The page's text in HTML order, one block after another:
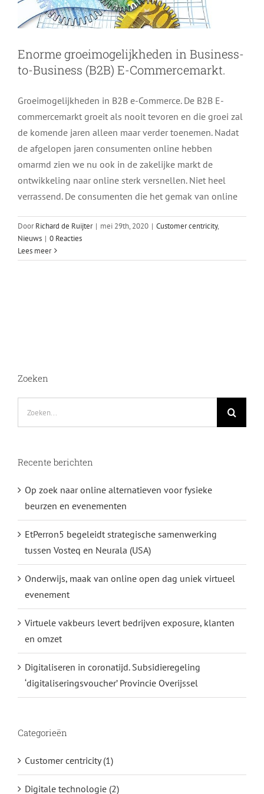
Enorme groeimogelijkheden in Business-
to-Business (B2B) E-Commercemarkt.
Groeimogelijkheden in B2B e-Commerce. De B2B E-
commercemarkt groeit als nooit tevoren en die groei zal
de komende jaren alleen maar verder toenemen. Nadat
de afgelopen jaren consumenten online hebben
omarmd zien we nu ook in de zakelijke markt de
ontwikkeling naar online sterk versnellen. Niet heel
verrassend. De consumenten die het gemak van online
DoorRichard de Ruijter | mei 29th, 2020 | Customer centricity,
Nieuws | 0 Reacties
Lees meer
Zoeken
Recente berichten
Op zoek naar online alternatieven voor fysieke
beurzen en evenementen
EtPerron5 begeleidt strategische samenwerking
tussen Vosteq en Neurala (USA)
Onderwijs, maak van online open dag uniek virtueel
evenement
Virtuele vakbeurs levert bedrijven exposure, klanten
en omzet
Digitaliseren in coronatijd. Subsidieregeling
‘digitaliseringsvoucher’ Provincie Overijssel
Categorieën
Customer centricity (1)
Digitale technologie (2)